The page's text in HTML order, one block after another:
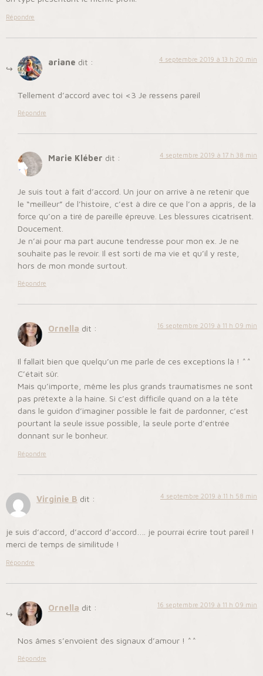
Répondre
ariane dit : 4 septembre 2019 à 13 h 20 min
Tellement d’accord avec toi <3 Je ressens pareil
Répondre
Marie Kléber dit : 4 septembre 2019 à 17 h 38 min
Je suis tout à fait d’accord. Un jour on arrive à ne retenir que
le “meilleur” de l’histoire, c’est à dire ce que l’on a appris, de la
force qu’on a tiré de pareille épreuve. Les blessures cicatrisent.
Doucement.
Je n’ai pour ma part aucune tendresse pour mon ex. Je ne
souhaite pas le revoir. Il est sorti de ma vie et qu’il y reste,
hors de mon monde surtout.
Répondre
Ornella dit : 16 septembre 2019 à 11 h 09 min
Il fallait bien que quelqu’un me parle de ces exceptions là ! ^^
C’était sûr.
Mais qu’importe, même les plus grands traumatismes ne sont
pas prétexte à la haine. Si c’est difficile quand on a la tête
dans le guidon d’imaginer possible le fait de pardonner, c’est
pourtant la seule issue possible, la seule porte d’entrée
donnant sur le bonheur.
Répondre
Virginie B dit : 4 septembre 2019 à 11 h 58 min
je suis d’accord, d’accord d’accord…. je pourrai écrire tout pareil !
merci de temps de similitude !
Répondre
Ornella dit : 16 septembre 2019 à 11 h 09 min
Nos âmes s’envoient des signaux d’amour ! ^^
Répondre